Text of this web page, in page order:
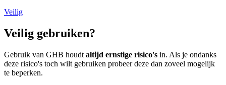
Veilig
Veilig gebruiken?
Gebruik van GHB houdt altijd ernstige risico's in. Als je ondanks
deze risico's toch wilt gebruiken probeer deze dan zoveel mogelijk
te beperken.